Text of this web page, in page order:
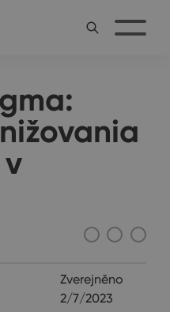
Zverejněno
2/7/2023